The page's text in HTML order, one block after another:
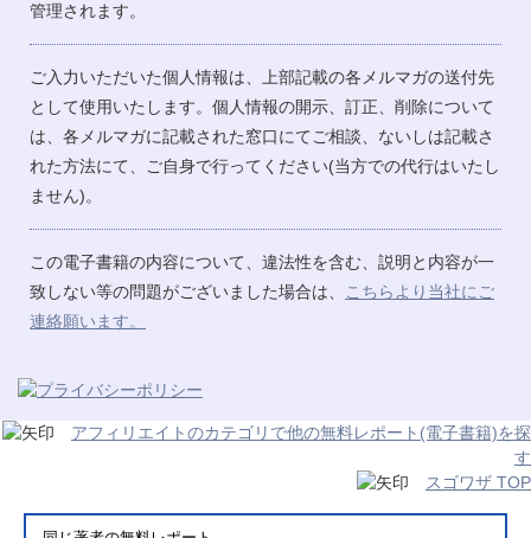
管理されます。
ご入力いただいた個人情報は、上部記載の各メルマガの送付先
として使用いたします。個人情報の開示、訂正、削除について
は、各メルマガに記載された窓口にてご相談、ないしは記載さ
れた方法にて、ご自身で行ってください(当方での代行はいたし
ません)。
この電子書籍の内容について、違法性を含む、説明と内容が一
致しない等の問題がございました場合は、
こちらより当社にご
連絡願います。
アフィリエイトのカテゴリで他の無料レポート(電子書籍)を探
す
スゴワザ TOP